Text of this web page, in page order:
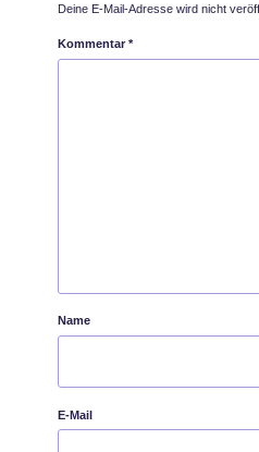
Deine E-Mail-Adresse wird nicht
Kommentar *
Name
E-Mail